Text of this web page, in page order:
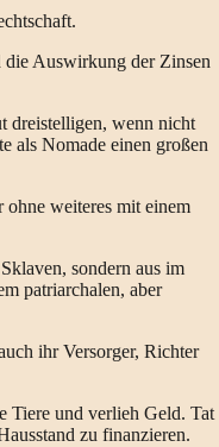
die Auswirkung der Zinsen
dreistelligen, wenn nicht
als Nomade einen großen
weiteres mit einem
sondern aus im
patriarchalen, aber
ihr Versorger, Richter
Tiere und verlieh Geld. Tat
zu finanzieren.